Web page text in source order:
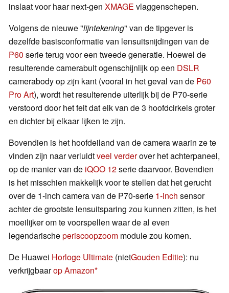
inslaat voor haar next-gen XMAGE vlaggenschepen.
Volgens de nieuwe "lijntekening" van de tipgever is
dezelfde basisconformatie van lensuitsnijdingen van de
P60 serie terug voor een tweede generatie. Hoewel de
resulterende camerabult ogenschijnlijk op een DSLR
camerabody op zijn kant (vooral in het geval van de P60
Pro Art), wordt het resulterende uiterlijk bij de P70-serie
verstoord door het feit dat elk van de 3 hoofdcirkels groter
en dichter bij elkaar lijken te zijn.
Bovendien is het hoofdeiland van de camera waarin ze te
vinden zijn naar verluidtveel verderover het achterpaneel,
op de manier van de iQOO 12serie daarvoor. Bovendien
is het misschien makkelijk voor te stellen dat het gerucht
over de 1-inch camera van de P70-serie 1-inch sensor
achter de grootste lensuitsparing zou kunnen zitten, is het
moeilijker om te voorspellen waar de al even
legendarischeperiscoopzoom module zou komen.
De Huawei Horloge Ultimate (nietGouden Editie): nu
verkrijgbaarop Amazon